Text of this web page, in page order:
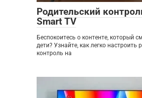
Родительский
Smart TV
Беспокоитесь о контенте, который
дети? Узнайте, как легко настроить
контроль на